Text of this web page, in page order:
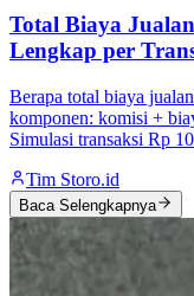
Total Biaya
Lengkap per
Berapa total biaya
komponen: komisi +
Simulasi transaksi Rp
Tim Storo.id
Baca Selengkapnya